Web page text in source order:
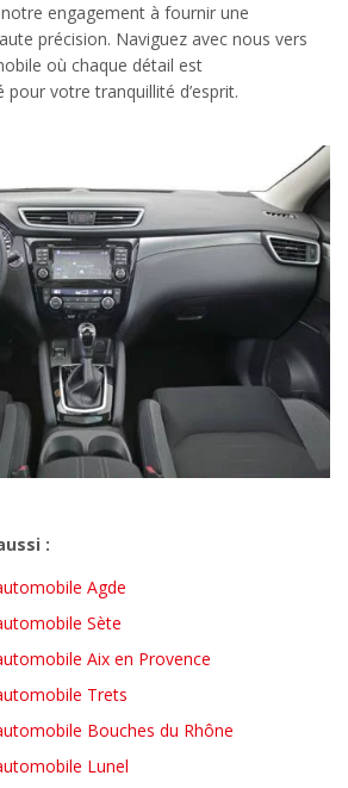
engagement à fournir une
précision. Naviguez avec nous vers
où chaque détail est
votre tranquillité d’esprit.
:
Agde
Sète
Aix en Provence
Trets
Bouches du Rhône
Lunel